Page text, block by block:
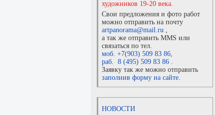
художников 19-20 века.
Свои предложения и фото работ
можно отправить на почту
artpanorama@mail.ru ,
а так же отправить MMS или
связаться по тел.
моб. +7(903) 509 83 86,
раб. 8 (495) 509 83 86 .
Заявку так же можно отправить
заполнив форму на сайте.
НОВОСТИ